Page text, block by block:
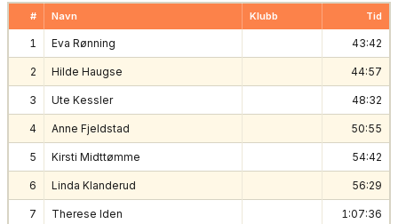
# Navn Klubb Tid
1 Eva Rønning 43:42
2 Hilde Haugse 44:57
3 Ute Kessler 48:32
4 Anne Fjeldstad 50:55
5 Kirsti Midttømme 54:42
6 Linda Klanderud 56:29
7 Therese Iden 1:07:36